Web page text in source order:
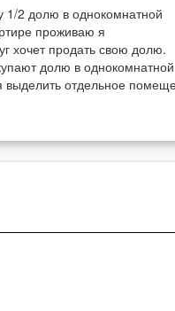
1/2 долю в однокомнатной
проживаю я
хочет продать свою долю.
долю в однокомнатной
выделить отдельное